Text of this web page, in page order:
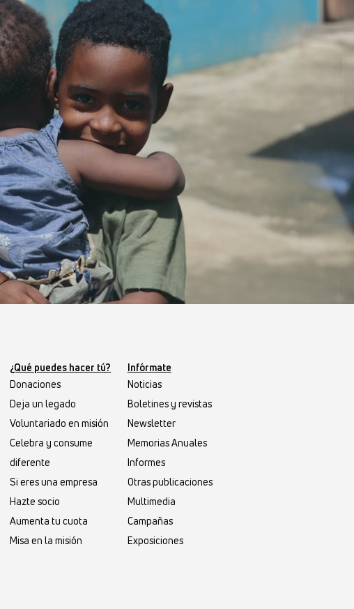
¿Qué puedes hacer tú?
Donaciones
Deja un legado
Voluntariado en misión
Celebra y consume
diferente
Si eres una empresa
Hazte socio
Aumenta tu cuota
Misa en la misión
Infórmate
Noticias
Boletines y revistas
Newsletter
Memorias Anuales
Informes
Otras publicaciones
Multimedia
Campañas
Exposiciones